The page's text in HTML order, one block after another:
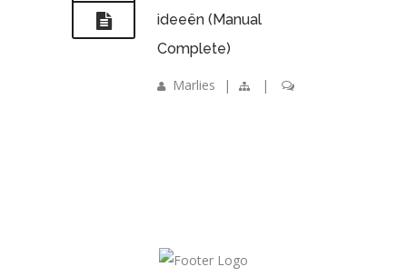
ideeën (Manual
Complete)
Marlies | |